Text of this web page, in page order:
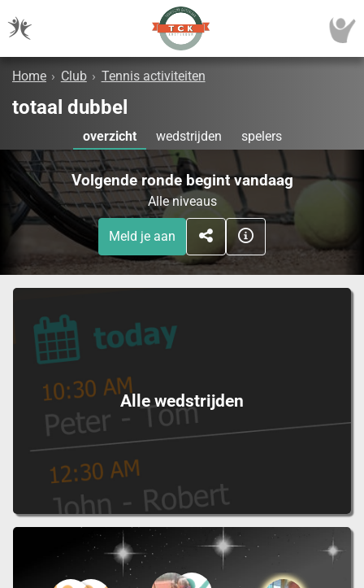
Home › Club › Tennis activiteiten
totaal dubbel
overzicht wedstrijden spelers
Volgende ronde begint vandaag
Alle niveaus
Meld je aan
Alle wedstrijden